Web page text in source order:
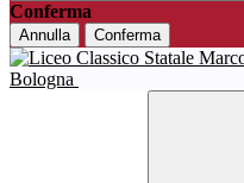
Conferma
Annulla Conferma
Bologna